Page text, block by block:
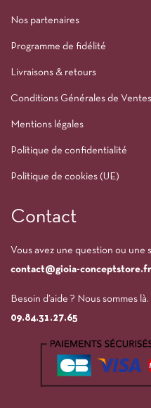
Nos partenaires
Programme de fidélité
Livraisons & retours
Conditions Générales de Ventes
Mentions légales
Politique de confidentialité
Politique de cookies (UE)
Contact
Vous avez une question ou une
contact@gioia-conceptstore.fr
Besoin d’aide ? Nous sommes là.
09.84.31.27.65